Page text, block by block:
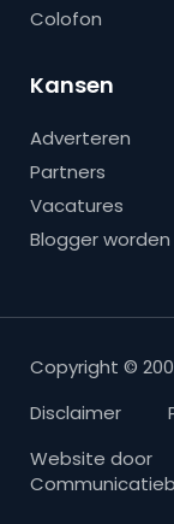
Colofon
Kansen
Adverteren
Partners
Vacatures
Blogger worden
Copyright ©
Disclaimer
Website door